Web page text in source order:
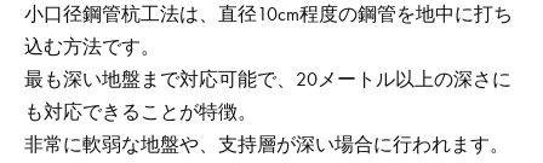
小口径鋼管杭工法は、直径10cm程度の鋼管を地中に打ち
込む方法です。
最も深い地盤まで対応可能で、20メートル以上の深さに
も対応できることが特徴。
非常に軟弱な地盤や、支持層が深い場合に行われます。